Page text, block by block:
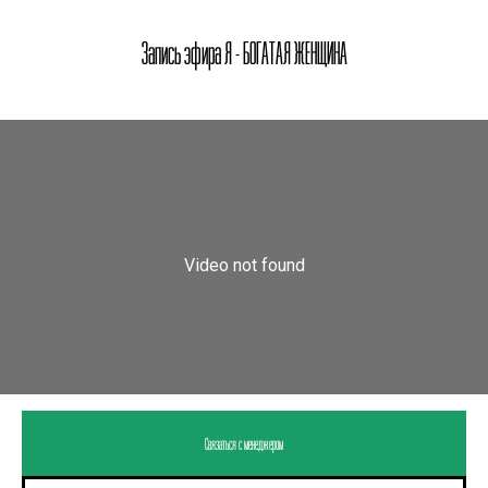
Запись эфира Я - БОГАТАЯ ЖЕНЩИНА
Связаться с менеджером